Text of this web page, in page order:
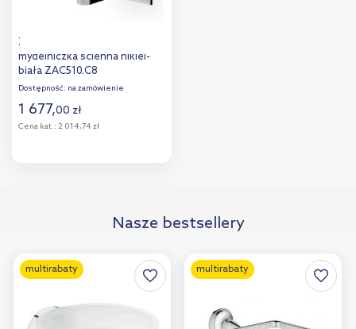
Zucchetti Bellagio
mydelniczka ścienna nikiel-
biała ZAC510.C8
Dostępność: na zamówienie
1 677,00 zł
Cena kat.: 2 014,74 zł
porównaniaNasze bestsellery
multirabaty multirabaty